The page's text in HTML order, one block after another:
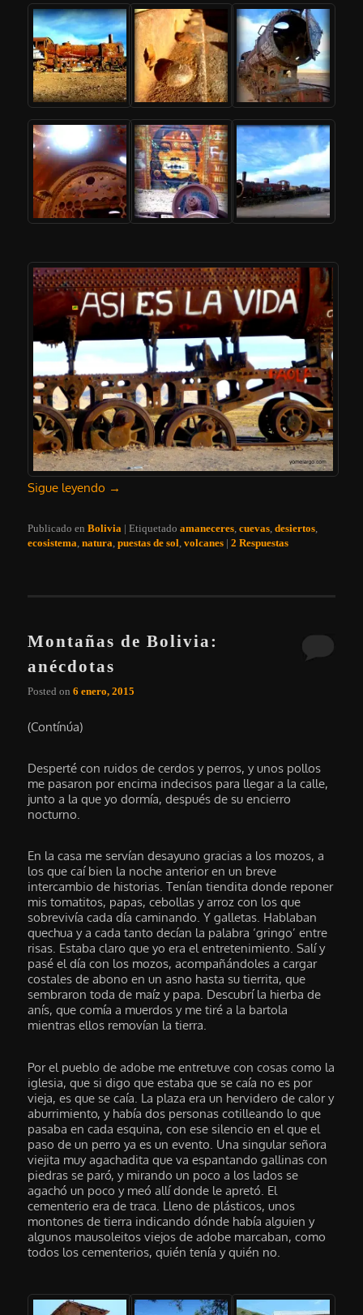
Sigue leyendo →
Publicado en Bolivia |Etiquetado amaneceres,cuevas,desiertos,
ecosistema,natura,puestas de sol,volcanes |2 Respuestas
Montañas de Bolivia:
anécdotas
Posted on6 enero, 2015
(Contínúa)
Desperté con ruidos de cerdos y perros, y unos pollos
me pasaron por encima indecisos para llegar a la calle,
junto a la que yo dormía, después de su encierro
nocturno.
En la casa me servían desayuno gracias a los mozos, a
los que caí bien la noche anterior en un breve
intercambio de historias. Tenían tiendita donde reponer
mis tomatitos, papas, cebollas y arroz con los que
sobrevivía cada día caminando. Y galletas. Hablaban
quechua y a cada tanto decían la palabra ‘gringo’ entre
risas. Estaba claro que yo era el entretenimiento. Salí y
pasé el día con los mozos, acompañándoles a cargar
costales de abono en un asno hasta su tierrita, que
sembraron toda de maíz y papa. Descubrí la hierba de
anís, que comía a muerdos y me tiré a la bartola
mientras ellos removían la tierra.
Por el pueblo de adobe me entretuve con cosas como la
iglesia, que si digo que estaba que se caía no es por
vieja, es que se caía. La plaza era un hervidero de calor y
aburrimiento, y había dos personas cotilleando lo que
pasaba en cada esquina, con ese silencio en el que el
paso de un perro ya es un evento. Una singular señora
viejita muy agachadita que va espantando gallinas con
piedras se paró, y mirando un poco a los lados se
agachó un poco y meó allí donde le apretó. El
cementerio era de traca. Lleno de plásticos, unos
montones de tierra indicando dónde había alguien y
algunos mausoleitos viejos de adobe marcaban, como
todos los cementerios, quién tenía y quién no.